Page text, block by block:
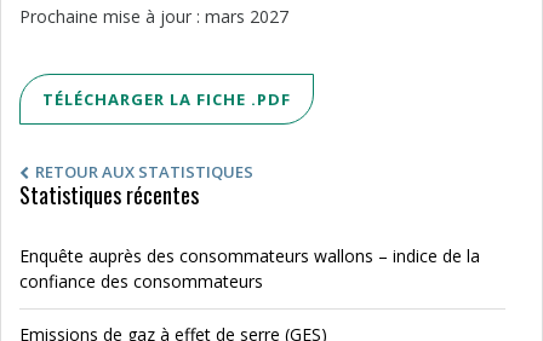
Prochaine mise à jour : mars 2027
TÉLÉCHARGER LA FICHE .PDF
RETOUR AUX STATISTIQUES
Statistiques récentes
Enquête auprès des consommateurs wallons – indice de la
confiance des consommateurs
Emissions de gaz à effet de serre (GES)